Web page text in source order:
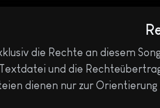
die Rechte an diesem
und die
dienen nur zur